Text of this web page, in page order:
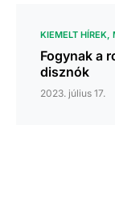
KIEMELT HÍREK
Fogynak a
disznók
2023. július 17.